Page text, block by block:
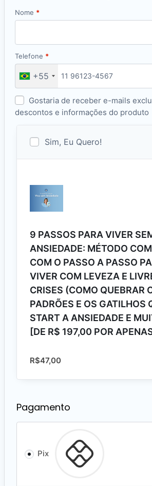
Nome *
Telefone *
+55
Gostaria de receber e-mails
descontos e informações do produto
Sim, Eu Quero!
9 PASSOS PARA VIVER
ANSIEDADE: MÉTODO
COM O PASSO A PASSO
VIVER COM LEVEZA E
CRISES (COMO QUEBRAR
PADRÕES E OS GATILHOS
START A ANSIEDADE E
[DE R$ 197,00 POR
R$47,00
Pagamento
Pix